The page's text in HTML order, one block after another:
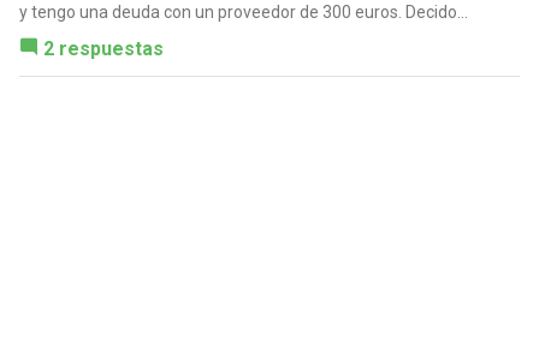
y tengo una deuda con un proveedor de 300 euros. Decido...
2 respuestas